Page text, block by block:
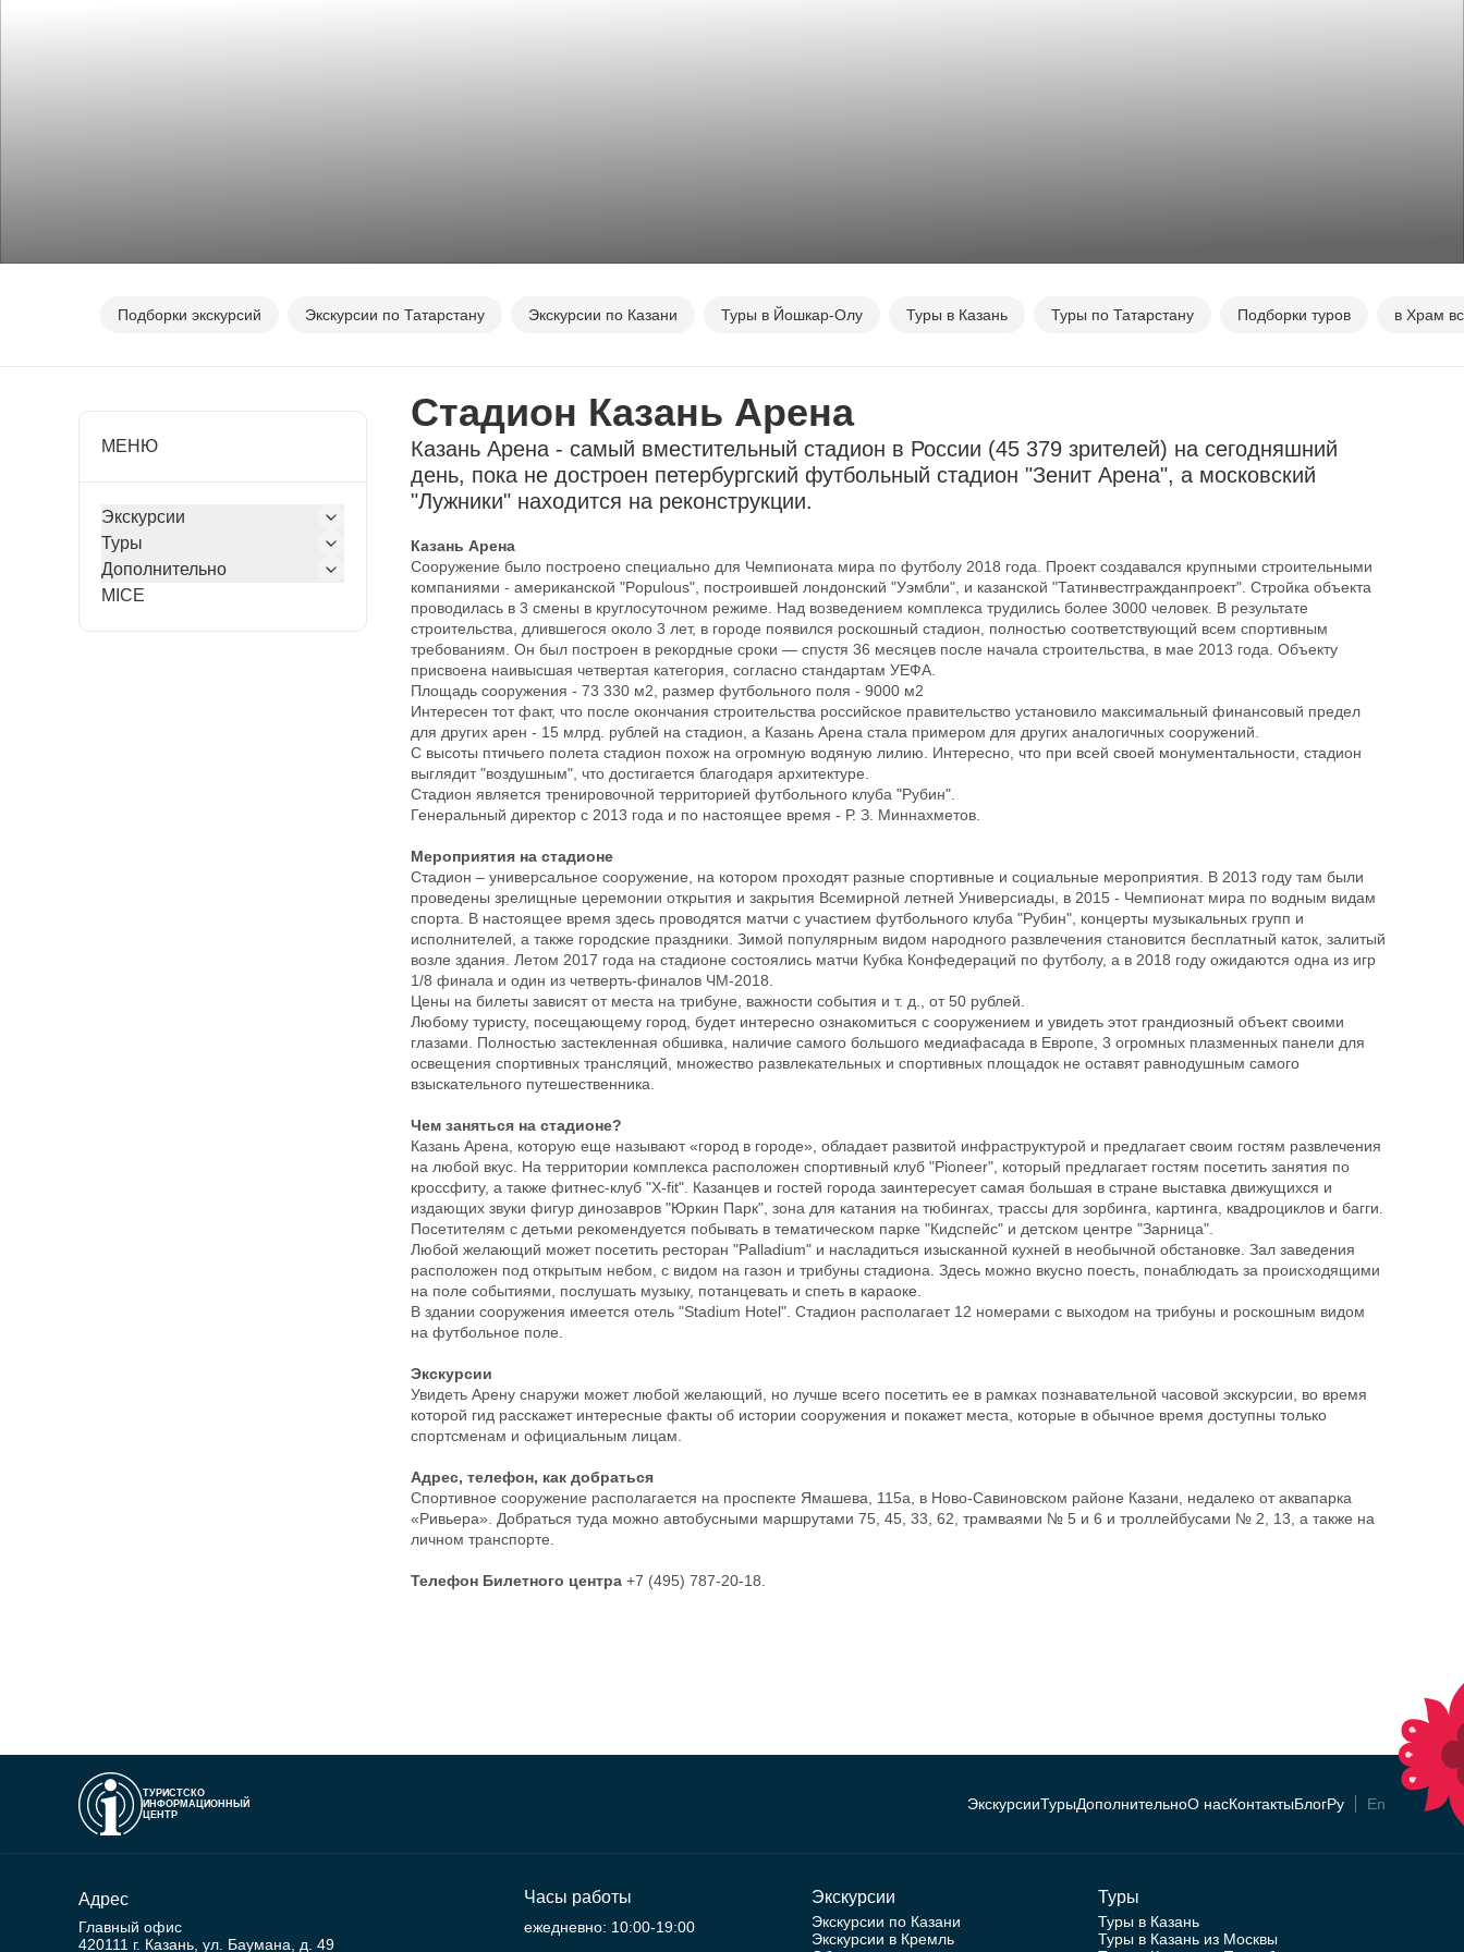
Подборки экскурсий Экскурсии по Татарстану Экскурсии по Казани Туры в Йошкар-Олу Туры в Казань Туры по Татарстану Подборки туров в Храм
МЕНЮ
Экскурсии
Туры
Дополнительно
MICE
Стадион Казань Арена
Казань Арена - самый вместительный стадион в России (45 379 зрителей) на сегодняшний
день, пока не достроен петербургский футбольный стадион "Зенит Арена", а московский
"Лужники" находится на реконструкции.
Казань Арена
Сооружение было построено специально для Чемпионата мира по футболу 2018 года. Проект создавался крупными строительными
компаниями - американской "Populous", построившей лондонский "Уэмбли", и казанской "Татинвестгражданпроект". Стройка объекта
проводилась в 3 смены в круглосуточном режиме. Над возведением комплекса трудились более 3000 человек. В результате
строительства, длившегося около 3 лет, в городе появился роскошный стадион, полностью соответствующий всем спортивным
требованиям. Он был построен в рекордные сроки — спустя 36 месяцев после начала строительства, в мае 2013 года. Объекту
присвоена наивысшая четвертая категория, согласно стандартам УЕФА.
Площадь сооружения - 73 330 м2, размер футбольного поля - 9000 м2
Интересен тот факт, что после окончания строительства российское правительство установило максимальный финансовый предел
для других арен - 15 млрд. рублей на стадион, а Казань Арена стала примером для других аналогичных сооружений.
С высоты птичьего полета стадион похож на огромную водяную лилию. Интересно, что при всей своей монументальности, стадион
выглядит "воздушным", что достигается благодаря архитектуре.
Стадион является тренировочной территорией футбольного клуба "Рубин".
Генеральный директор с 2013 года и по настоящее время - Р. З. Миннахметов.
Стадион – универсальное сооружение, на котором проходят разные спортивные и социальные мероприятия. В 2013 году там были
проведены зрелищные церемонии открытия и закрытия Всемирной летней Универсиады, в 2015 - Чемпионат мира по водным видам
спорта. В настоящее время здесь проводятся матчи с участием футбольного клуба "Рубин", концерты музыкальных групп и
исполнителей, а также городские праздники. Зимой популярным видом народного развлечения становится бесплатный каток, залитый
возле здания. Летом 2017 года на стадионе состоялись матчи Кубка Конфедераций по футболу, а в 2018 году ожидаются одна из игр
1/8 финала и один из четверть-финалов ЧМ-2018.
Цены на билеты зависят от места на трибуне, важности события и т. д., от 50 рублей.
Любому туристу, посещающему город, будет интересно ознакомиться с сооружением и увидеть этот грандиозный объект своими
глазами. Полностью застекленная обшивка, наличие самого большого медиафасада в Европе, 3 огромных плазменных панели для
освещения спортивных трансляций, множество развлекательных и спортивных площадок не оставят равнодушным самого
взыскательного путешественника.
Чем заняться на стадионе?
Казань Арена, которую еще называют «город в городе», обладает развитой инфраструктурой и предлагает своим гостям развлечения
на любой вкус. На территории комплекса расположен спортивный клуб "Pioneer", который предлагает гостям посетить занятия по
кроссфиту, а также фитнес-клуб "X-fit". Казанцев и гостей города заинтересует самая большая в стране выставка движущихся и
издающих звуки фигур динозавров "Юркин Парк", зона для катания на тюбингах, трассы для зорбинга, картинга, квадроциклов и багги.
Посетителям с детьми рекомендуется побывать в тематическом парке "Кидспейс" и детском центре "Зарница".
Любой желающий может посетить ресторан "Palladium" и насладиться изысканной кухней в необычной обстановке. Зал заведения
расположен под открытым небом, с видом на газон и трибуны стадиона. Здесь можно вкусно поесть, понаблюдать за происходящими
на поле событиями, послушать музыку, потанцевать и спеть в караоке.
В здании сооружения имеется отель "Stadium Hotel". Стадион располагает 12 номерами с выходом на трибуны и роскошным видом
на футбольное поле.
Экскурсии
Увидеть Арену снаружи может любой желающий, но лучше всего посетить ее в рамках познавательной часовой экскурсии, во время
которой гид расскажет интересные факты об истории сооружения и покажет места, которые в обычное время доступны только
спортсменам и официальным лицам.
Адрес, телефон, как добраться
Спортивное сооружение располагается на проспекте Ямашева, 115а, в Ново-Савиновском районе Казани, недалеко от аквапарка
«Ривьера». Добраться туда можно автобусными маршрутами 75, 45, 33, 62, трамваями № 5 и 6 и троллейбусами № 2, 13, а также на
личном транспорте.
Телефон Билетного центра +7 (495) 787-20-18.
ТУРИСТСКО
ИНФОРМАЦИОННЫЙ
ЦЕНТР
ЭкскурсииТурыДополнительноО насКонтактыБлогРу En
Адрес
Главный офис
420111 г. Казань, ул. Баумана, д. 49
Часы работы
ежедневно: 10:00-19:00
Экскурсии
Экскурсии по Казани
Экскурсии в Кремль
Туры
Туры в Казань
Туры в Казань из Москвы